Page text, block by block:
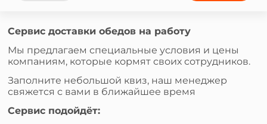
Сервис доставки обедов на работу
Мы предлагаем специальные условия и цены
компаниям, которые кормят своих сотрудников.
Заполните небольшой квиз, наш менеджер
свяжется с вами в ближайшее время
Сервис подойдёт: